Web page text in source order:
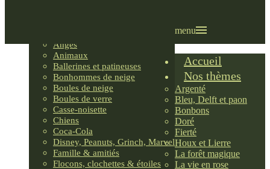
Anges
Animaux
Ballerines et patineuses
Bonhommes de neige
Boules de neige
Boules de verre
Casse-noisette
Chiens
Coca-Cola
Disney, Peanuts, Grinch, Marvel
Famille & amitiés
Flocons, clochettes & étoiles
menu
Accueil
Nos thèmes
Argenté
Bleu, Delft et paon
Bonbons
Doré
Fierté
Houx et Lierre
La forêt magique
La vie en rose